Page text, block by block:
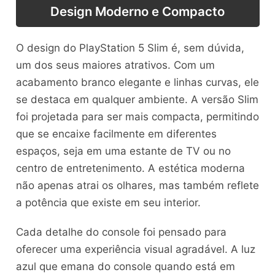
Design Moderno e Compacto
O design do PlayStation 5 Slim é, sem dúvida,
um dos seus maiores atrativos. Com um
acabamento branco elegante e linhas curvas, ele
se destaca em qualquer ambiente. A versão Slim
foi projetada para ser mais compacta, permitindo
que se encaixe facilmente em diferentes
espaços, seja em uma estante de TV ou no
centro de entretenimento. A estética moderna
não apenas atrai os olhares, mas também reflete
a potência que existe em seu interior.
Cada detalhe do console foi pensado para
oferecer uma experiência visual agradável. A luz
azul que emana do console quando está em